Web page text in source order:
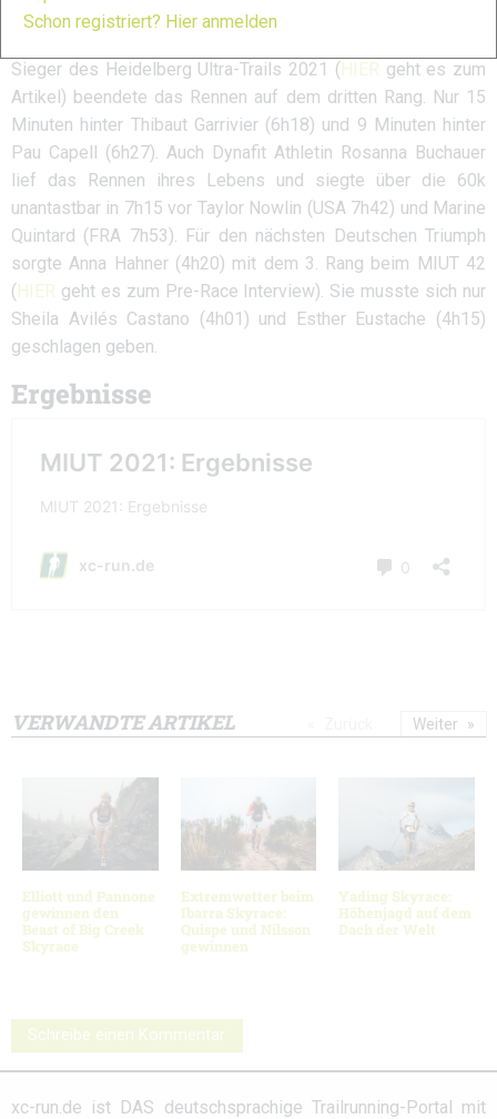
Über die 60k sorgte der in Deutschland lebende Franzose
Sieger des Heidelberg Ultra-Trails 2021 (HIER geht es zum
Artikel) beendete das Rennen auf dem dritten Rang. Nur 15
Minuten hinter Thibaut Garrivier (6h18) und 9 Minuten hinter
Pau Capell (6h27). Auch Dynafit Athletin Rosanna Buchauer
lief das Rennen ihres Lebens und siegte über die 60k
unantastbar in 7h15 vor Taylor Nowlin (USA 7h42) und Marine
Quintard (FRA 7h53). Für den nächsten Deutschen Triumph
sorgte Anna Hahner (4h20) mit dem 3. Rang beim MIUT 42
(HIER geht es zum Pre-Race Interview). Sie musste sich nur
Sheila Avilés Castano (4h01) und Esther Eustache (4h15)
geschlagen geben.
Ergebnisse
VERWANDTE ARTIKEL
Elliott und Pannone
gewinnen den
Beast of Big Creek
Skyrace
Extremwetter beim
Ibarra Skyrace:
Quispe und Nilsson
gewinnen
Yading Skyrace:
Höhenjagd auf dem
Dach der Welt
Weiter
Schreibe einen Kommentar
xc-run.de ist DAS deutschsprachige Trailrunning-Portal mit
Schon registriert? Hier anmelden